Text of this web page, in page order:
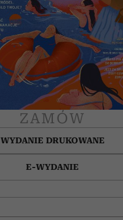
ZAMÓW
WYDANIE DRUKOWANE
E-WYDANIE